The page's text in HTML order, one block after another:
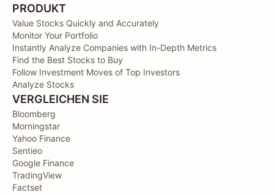
PRODUKT
Value Stocks Quickly and Accurately
Monitor Your Portfolio
Instantly Analyze Companies with In-Depth Metrics
Find the Best Stocks to Buy
Follow Investment Moves of Top Investors
Analyze Stocks
VERGLEICHEN SIE
Bloomberg
Morningstar
Yahoo Finance
Sentieo
Google Finance
TradingView
Factset